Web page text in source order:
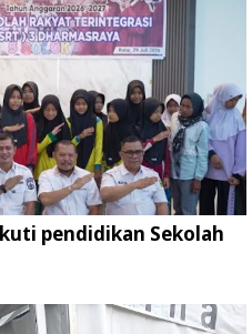
pendidikan Sekolah